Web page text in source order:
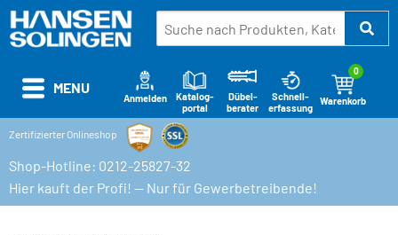
Warenkorb
0
Schnell-
erfassung
Dübel-
berater
Katalog-
portal
Anmelden
Zertifizierter Onlineshop
Shop-Hotline: 0212-25827-32
Hier kauft der Profi! — Nur für Gewerbetreibende!
MENU